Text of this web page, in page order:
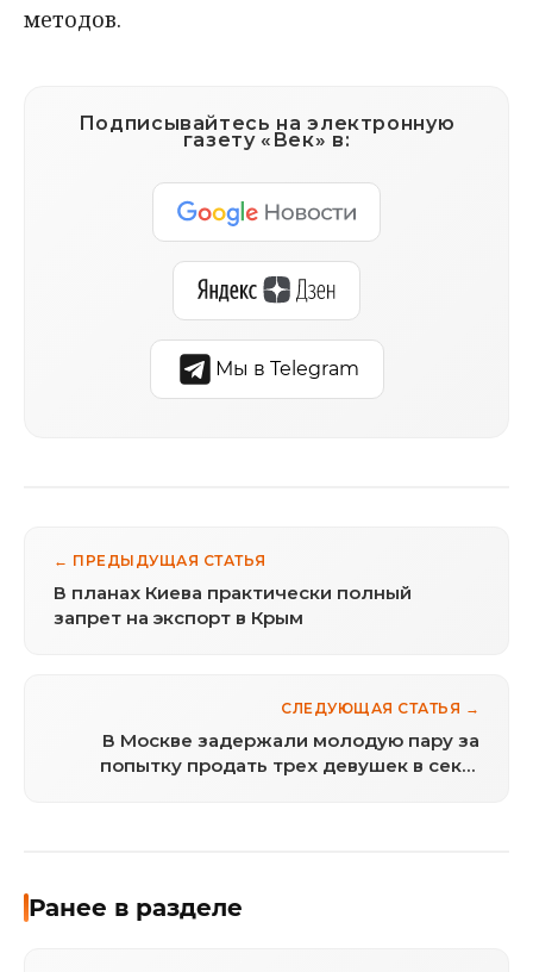
методов.
Подписывайтесь на электронную
газету «Век» в:
Мы в Telegram
← ПРЕДЫДУЩАЯ СТАТЬЯ
В планах Киева практически полный
запрет на экспорт в Крым
СЛЕДУЮЩАЯ СТАТЬЯ →
В Москве задержали молодую пару за
попытку продать трех девушек в секс-
Ранее в разделе